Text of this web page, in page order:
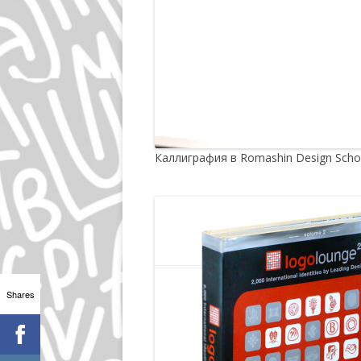
Каллиграфия в Romashin Design
Shares